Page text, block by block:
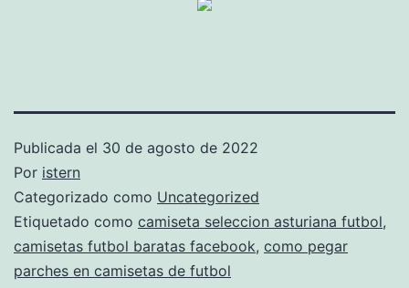
Publicada el 30 de agosto de 2022
Por istern
Categorizado como Uncategorized
Etiquetado como camiseta seleccion asturiana futbol,
camisetas futbol baratas facebook, como pegar
parches en camisetas de futbol